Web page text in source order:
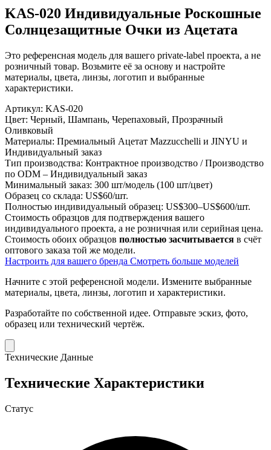
KAS-020 Индивидуальные Роскошные
Солнцезащитные Очки из Ацетата
Это референсная модель для вашего private-label проекта, а не
розничный товар. Возьмите её за основу и настройте
материалы, цвета, линзы, логотип и выбранные
характеристики.
Артикул: KAS-020
Цвет: Черный, Шампань, Черепаховый, Прозрачный
Оливковый
Материалы: Премиальный Ацетат Mazzucchelli и JINYU и
Индивидуальный заказ
Тип производства: Контрактное производство / Производство
по ODM – Индивидуальный заказ
Минимальный заказ: 300 шт/модель (100 шт/цвет)
Образец со склада: US$60/шт.
Полностью индивидуальный образец: US$300–US$600/шт.
Стоимость образцов для подтверждения вашего
индивидуального проекта, а не розничная или серийная цена.
Стоимость обоих образцов полностью засчитывается в счёт
оптового заказа той же модели.
Настроить для вашего бренда Смотреть больше моделей
Начните с этой референсной модели. Измените выбранные
материалы, цвета, линзы, логотип и характеристики.
Разработайте по собственной идее. Отправьте эскиз, фото,
образец или технический чертёж.
Технические Данные
Технические Характеристики
Статус